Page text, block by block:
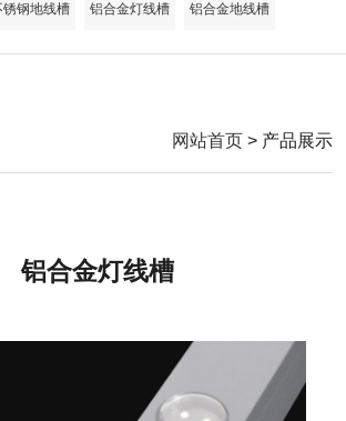
锈钢地线槽 铝合金灯线槽 铝合金地线槽
网站首页 > 产品展示
铝合金灯线槽